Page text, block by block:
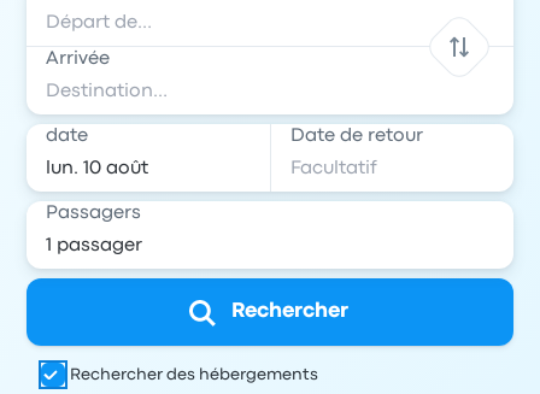
Arrivée
date Date de retour
Passagers
Rechercher
Rechercher des hébergements